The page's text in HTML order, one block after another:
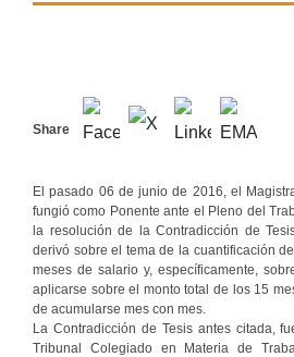
Share
El pasado 06 de junio de 2016, el
fungió como Ponente ante el Pleno del
la resolución de la Contradicción de
derivó sobre el tema de la cuantificación
meses de salario y, específicamente,
aplicarse sobre el monto total de los 15
de acumularse mes con mes.
La Contradicción de Tesis antes citada,
Tribunal Colegiado en Materia de